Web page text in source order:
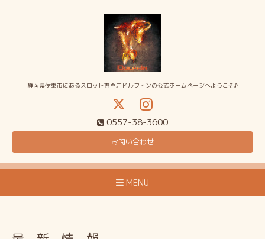
静岡県伊東市にあるスロット専門店ドルフィンの公式ホームページへようこそ♪
0557-38-3600
お問い合わせ
MENU